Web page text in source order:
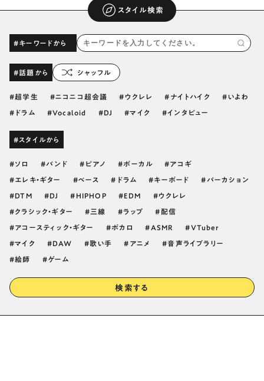
スタイル検索
#キーワードから
#話題から シャッフル
超学生 ニコニコ超会議 ウクレレ ナイトハイク いよわ
ドラム Vocaloid DJ マイク インタビュー
#スタイルから
ソロ バンド ピアノ ボーカル アコギ
エレキ・ギター ベース ドラム キーボード パーカション
DTM DJ HIPHOP EDM ウクレレ
クラシック・ギター 三線 ラップ 配信
アコースティック・ギター ボカロ ASMR VTuber
マイク DAW 歌い手 アニメ 音声ライブラリー
絵師 ゲーム
検索する